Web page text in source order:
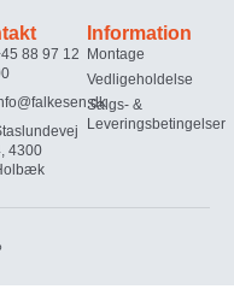
88 97 12
4300
Information
Montage
Vedligeholdelse
Salgs- &
Leveringsbetingelser